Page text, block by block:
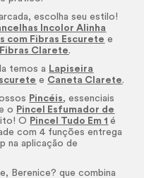
escolha seu estilo!
Incolor Alinha
com Fibras Escurete e
Clarete.
temos a Lapiseira
e Caneta Clarete.
Pincéis, essenciais
o Pincel Esfumador de
O Pincel Tudo Em 1 é
com 4 funções entrega
na aplicação de
Berenice? que combina